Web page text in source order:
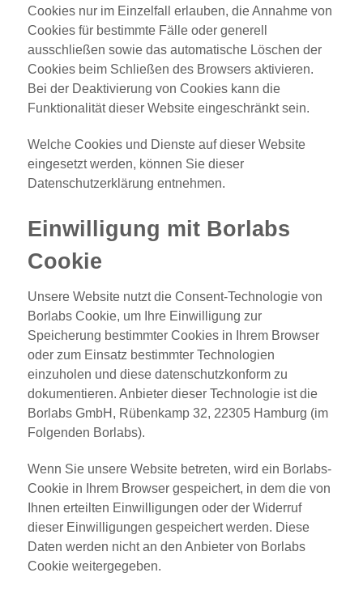
Cookies nur im Einzelfall erlauben, die Annahme von
Cookies für bestimmte Fälle oder generell
ausschließen sowie das automatische Löschen der
Cookies beim Schließen des Browsers aktivieren.
Bei der Deaktivierung von Cookies kann die
Funktionalität dieser Website eingeschränkt sein.
Welche Cookies und Dienste auf dieser Website
eingesetzt werden, können Sie dieser
Datenschutzerklärung entnehmen.
Einwilligung mit Borlabs
Cookie
Unsere Website nutzt die Consent-Technologie von
Borlabs Cookie, um Ihre Einwilligung zur
Speicherung bestimmter Cookies in Ihrem Browser
oder zum Einsatz bestimmter Technologien
einzuholen und diese datenschutzkonform zu
dokumentieren. Anbieter dieser Technologie ist die
Borlabs GmbH, Rübenkamp 32, 22305 Hamburg (im
Folgenden Borlabs).
Wenn Sie unsere Website betreten, wird ein Borlabs-
Cookie in Ihrem Browser gespeichert, in dem die von
Ihnen erteilten Einwilligungen oder der Widerruf
dieser Einwilligungen gespeichert werden. Diese
Daten werden nicht an den Anbieter von Borlabs
Cookie weitergegeben.